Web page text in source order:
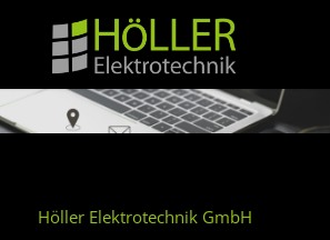
Höller Elektrotechnik GmbH